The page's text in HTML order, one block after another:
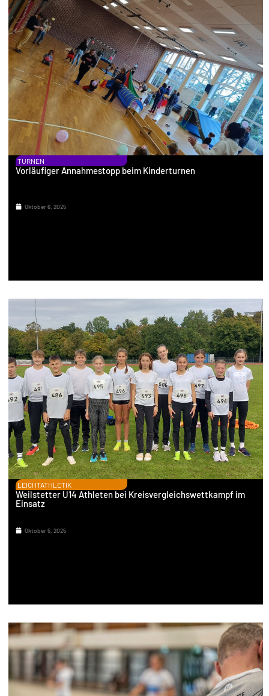
TURNEN
Vorläufiger Annahmestopp beim Kinderturnen
Oktober 6, 2025
LEICHTATHLETIK
Weilstetter U14 Athleten bei Kreisvergleichswettkampf im
Einsatz
Oktober 5, 2025